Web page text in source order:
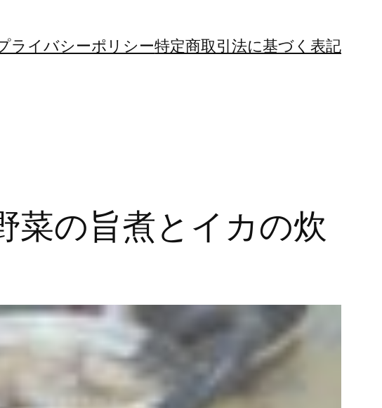
ライバシーポリシー特定商取引法に基づく表記
菜の旨煮とイカの炊